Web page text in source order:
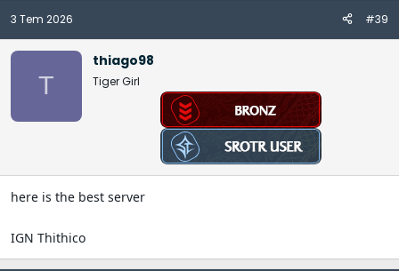
3 Tem 2026 #39
T
thiago98
Tiger Girl
here is the best server
IGN Thithico